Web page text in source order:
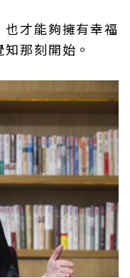
才能夠擁有幸福
那刻開始。